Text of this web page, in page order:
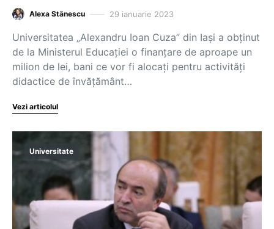
Alexa Stănescu 29 ianuarie 2023
Universitatea „Alexandru Ioan Cuza” din Iași a obținut
de la Ministerul Educației o finanțare de aproape un
milion de lei, bani ce vor fi alocați pentru activități
didactice de învățământ…
Vezi articolul
Universitate